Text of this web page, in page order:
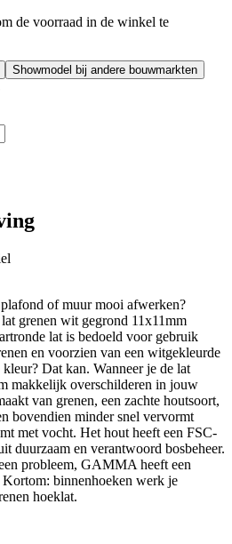
de voorraad in de winkel te
Showmodel bij andere bouwmarkten
of muur mooi afwerken?
grenen wit gegrond 11x11mm
lat is bedoeld voor gebruik
en voorzien van een witgekleurde
Dat kan. Wanneer je de lat
makkelijk overschilderen in jouw
van grenen, een zachte houtsoort,
bovendien minder snel vervormt
met vocht. Het hout heeft een FSC-
duurzaam en verantwoord bosbeheer.
probleem, GAMMA heeft een
Kortom: binnenhoeken werk je
hoeklat.